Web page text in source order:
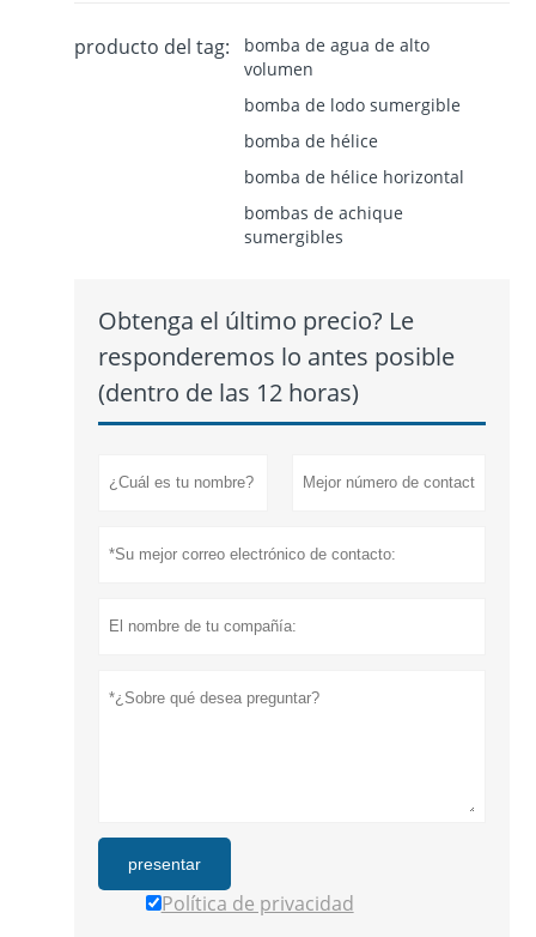
producto del tag:
bomba de agua de alto
volumen
bomba de lodo sumergible
bomba de hélice
bomba de hélice horizontal
bombas de achique
sumergibles
Obtenga el último precio? Le
responderemos lo antes posible
(dentro de las 12 horas)
presentar
Política de privacidad